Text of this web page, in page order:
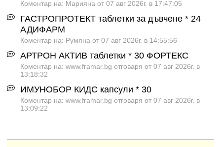
Коментар на: Марияна от 07 авг 2026г. в 17:47:05
ГАСТРОПРОТЕКТ таблетки за дъвчене * 24
АДИФАРМ
Коментар на: Румяна от 07 авг 2026г. в 14:55:56
АРТРОН АКТИВ таблетки * 30 ФОРТЕКС
Коментар на: www.framar.bg отговаря от 07 авг 2026г. в
13:18:32
ИМУНОБОР КИДС капсули * 30
Коментар на: www.framar.bg отговаря от 07 авг 2026г. в
13:09:22